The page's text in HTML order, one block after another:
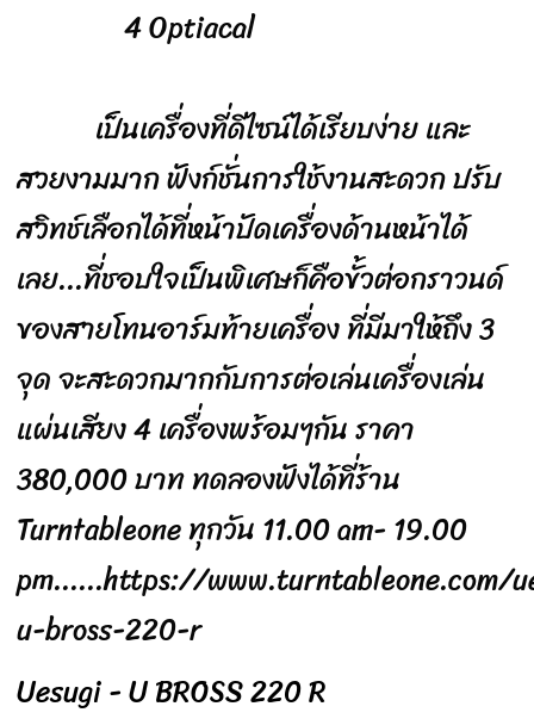
4 Optiacal
เป็นเครื่องที่ดีไซน์ได้เรียบง่าย และ
สวยงามมาก ฟังก์ชั่นการใช้งานสะดวก ปรับ
สวิทช์เลือกได้ที่หน้าปัดเครื่องด้านหน้าได้
เลย...ที่ชอบใจเป็นพิเศษก็คือขั้วต่อกราวนด์
ของสายโทนอาร์มท้ายเครื่อง ที่มีมาให้ถึง 3
จุด จะสะดวกมากกับการต่อเล่นเครื่องเล่น
แผ่นเสียง 4 เครื่องพร้อมๆกัน ราคา
380,000 บาท ทดลองฟังได้ที่ร้าน
Turntableone ทุกวัน 11.00 am- 19.00
pm......https://www.turntableone.com/
u-bross-220-r
Uesugi - U BROSS 220 R